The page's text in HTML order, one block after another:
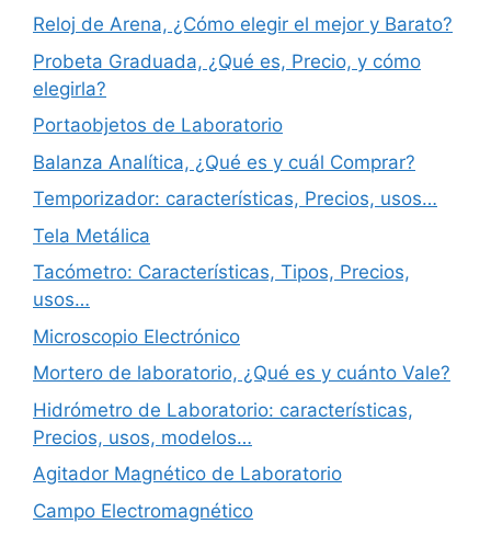
Reloj de Arena, ¿Cómo elegir el mejor y Barato?
Probeta Graduada, ¿Qué es, Precio, y cómo
elegirla?
Portaobjetos de Laboratorio
Balanza Analítica, ¿Qué es y cuál Comprar?
Temporizador: características, Precios, usos…
Tela Metálica
Tacómetro: Características, Tipos, Precios,
usos…
Microscopio Electrónico
Mortero de laboratorio, ¿Qué es y cuánto Vale?
Hidrómetro de Laboratorio: características,
Precios, usos, modelos…
Agitador Magnético de Laboratorio
Campo Electromagnético